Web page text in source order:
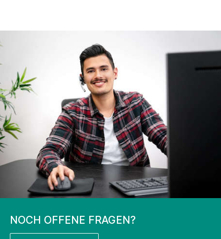
NOCH OFFENE FRAGEN?